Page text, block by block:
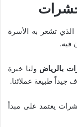
الذي تشعر به الأسرة
فيه.
بالرياض ولنا خبرة
جيداً طبيعة عملائنا.
يعتمد على مبدأ